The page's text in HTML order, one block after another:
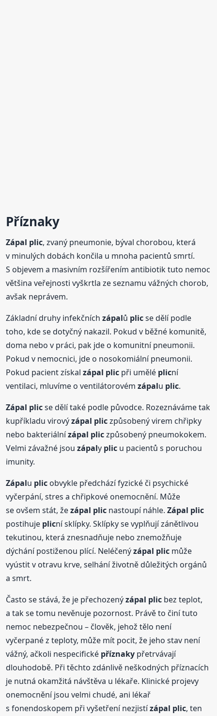
Příznaky
Zápal plic, zvaný pneumonie, býval chorobou, která
v minulých dobách končila u mnoha pacientů smrtí.
S objevem a masivním rozšířením antibiotik tuto nemoc
většina veřejnosti vyškrtla ze seznamu vážných chorob,
avšak neprávem.
Základní druhy infekčníchzápalů plicse dělí podle
toho, kde se dotyčný nakazil. Pokud v běžné komunitě,
doma nebo v práci, pak jde o komunitní pneumonii.
Pokud v nemocnici, jde o nosokomiální pneumonii.
Pokud pacient získalzápal plic při umělé plicní
ventilaci, mluvíme o ventilátorovémzápalu plic.
Zápal plicse dělí také podle původce. Rozeznáváme tak
kupříkladu virovýzápal pliczpůsobený virem chřipky
nebo bakteriálnízápal pliczpůsobený pneumokokem.
Velmi závažné jsouzápaly plic u pacientů s poruchou
imunity.
Zápalu plic obvykle předchází fyzické či psychické
vyčerpání, stres a chřipkové onemocnění. Může
se ovšem stát, žezápal plic nastoupí náhle.Zápal plic
postihuje plicní sklípky. Sklípky se vyplňují zánětlivou
tekutinou, která znesnadňuje nebo znemožňuje
dýchání postiženou plící. Neléčenýzápal plic může
vyústit v otravu krve, selhání životně důležitých orgánů
a smrt.
Často se stává, že je přechozenýzápal plic bez teplot,
a tak se tomu nevěnuje pozornost. Právě to činí tuto
nemoc nebezpečnou – člověk, jehož tělo není
vyčerpané z teploty, může mít pocit, že jeho stav není
vážný, ačkoli nespecifické příznaky přetrvávají
dlouhodobě. Při těchto zdánlivě neškodných příznacích
je nutná okamžitá návštěva u lékaře. Klinické projevy
onemocnění jsou velmi chudé, ani lékař
s fonendoskopem při vyšetření nezjistízápal plic, ten